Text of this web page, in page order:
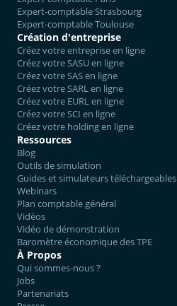
Expert-comptable Strasbourg
Expert-comptable Toulouse
Création d'entreprise
Créez votre entreprise en ligne
Créez votre SASU en ligne
Créez votre SAS en ligne
Créez votre SARL en ligne
Créez votre EURL en ligne
Créez votre SCI en ligne
Créez votre holding en ligne
Ressources
Blog
Outils de simulation
Guides et simulateurs téléchargeables
Webinars
Plan comptable général
Vidéos
Vidéo de démonstration
Baromètre économique des TPE
À Propos
Qui sommes-nous ?
Jobs
Partenariats